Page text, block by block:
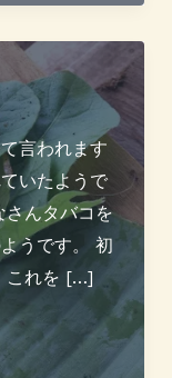
言われます
いたようで
さんタバコを
うです。 初
これを […]